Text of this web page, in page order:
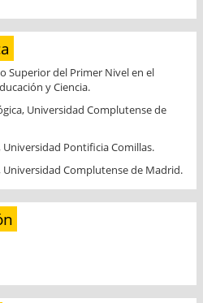
Superior del Primer Nivel en el
y Ciencia.
Universidad Complutense de
Pontificia Comillas.
Universidad Complutense de Madrid.